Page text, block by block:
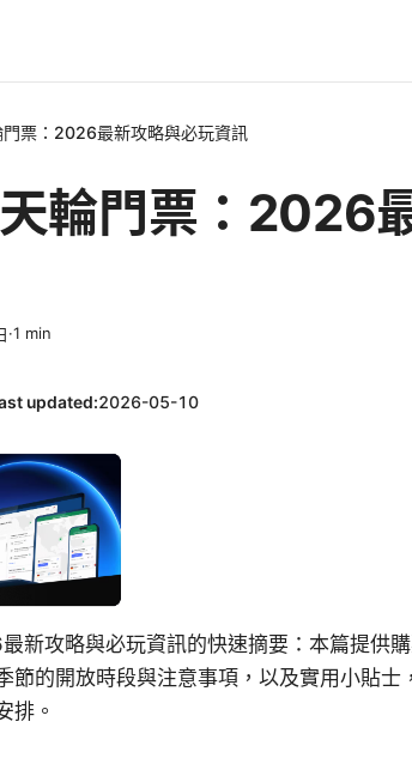
門票：2026最新攻略與必玩資訊
輪門票：2026
·1 min
updated:2026-05-10
新攻略與必玩資訊的快速摘要：本篇提供
節的開放時段與注意事項，以及實用小貼士
排。